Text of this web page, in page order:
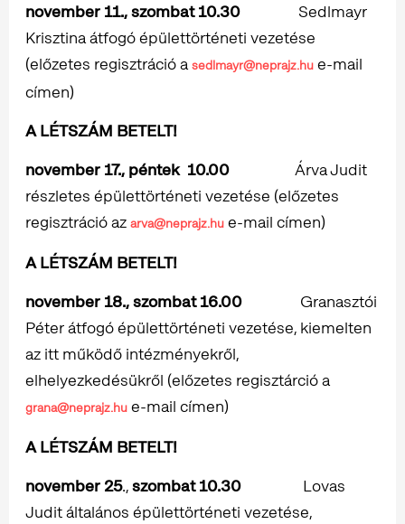
november 11., szombat 10.30
Sedlmayr
Krisztina átfogó épülettörténeti vezetése
(előzetes regisztráció asedlmayr@neprajz.hu e-mail
címen)
A LÉTSZÁM BETELT!
november 17., péntek 10.00 Árva Judit
részletes épülettörténeti vezetése (előzetes
regisztráció az arva@neprajz.hu e-mail címen)
A LÉTSZÁM BETELT!
november 18., szombat 16.00
Granasztói
Péter átfogó épülettörténeti vezetése, kiemelten
az itt működő intézményekről,
elhelyezkedésükről (előzetes regisztárció a
grana@neprajz.hu e-mail címen)
A LÉTSZÁM BETELT!
november 25.,szombat 10.30
Lovas
Judit általános épülettörténeti vezetése,